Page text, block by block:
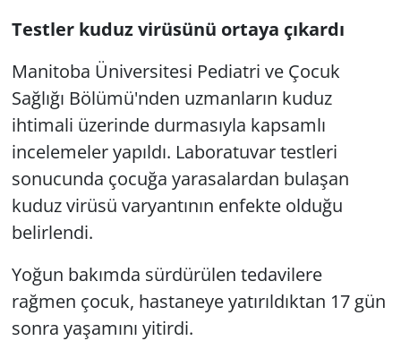
Testler kuduz virüsünü ortaya çıkardı
Manitoba Üniversitesi Pediatri ve Çocuk
Sağlığı Bölümü'nden uzmanların kuduz
ihtimali üzerinde durmasıyla kapsamlı
incelemeler yapıldı. Laboratuvar testleri
sonucunda çocuğa yarasalardan bulaşan
kuduz virüsü varyantının enfekte olduğu
belirlendi.
Yoğun bakımda sürdürülen tedavilere
rağmen çocuk, hastaneye yatırıldıktan 17 gün
sonra yaşamını yitirdi.